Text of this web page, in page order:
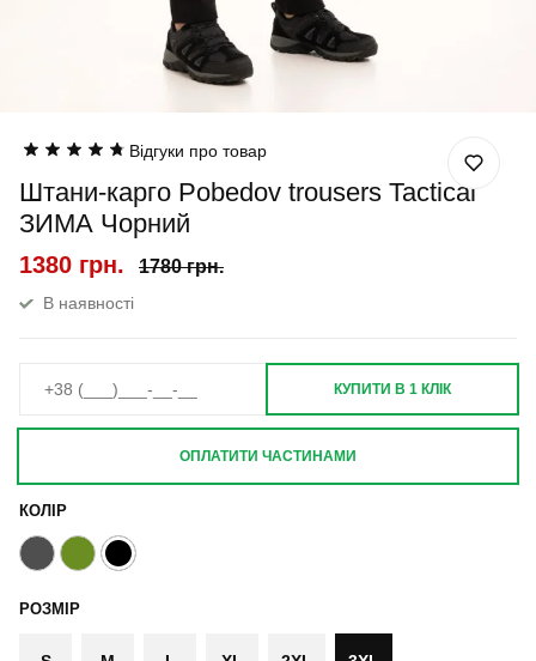
Відгуки про товар
Штани-карго Pobedov trousers Tactical
ЗИМА Чорний
1380 грн. 1780 грн.
В наявності
КОЛІР
РОЗМІР
КУПИТИ В 1 КЛІК
ОПЛАТИТИ ЧАСТИНАМИ